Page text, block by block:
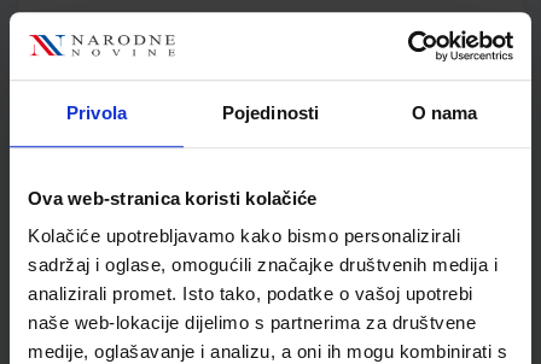
Privola Pojedinosti O nama
Ova web-stranica koristi kolačiće
Kolačiće upotrebljavamo kako bismo personalizirali
sadržaj i oglase, omogućili značajke društvenih medija i
analizirali promet. Isto tako, podatke o vašoj upotrebi
naše web-lokacije dijelimo s partnerima za društvene
medije, oglašavanje i analizu, a oni ih mogu kombinirati s
Jedinična mjera
Nakladnik
PROFIL KLETT d.o.o.
Autor
Mike Sayer Rachael
Vrsta školske knjige
RADNA BILJEŽNICA
Vrsta škole
3 STRUKOVNA
Nastavni predmet
ENGLESKI JEZIK
Reg br min